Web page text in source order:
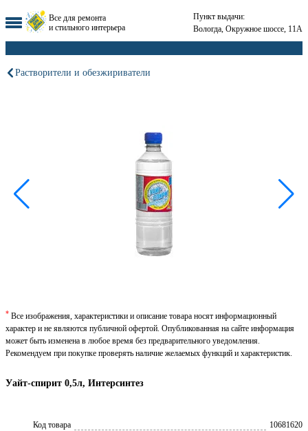
Все для ремонта
и стильного интерьера
Пункт выдачи:
Вологда, Окружное шоссе, 11А
Растворители и обезжириватели
Уайт-спирит 0,5л, Интерсинтез
Код товара
10681620
* Все изображения, характеристики и описание товара носят информационный
характер и не являются публичной офертой. Опубликованная на сайте информация
может быть изменена в любое время без предварительного уведомления.
Рекомендуем при покупке проверять наличие желаемых функций и характеристик.